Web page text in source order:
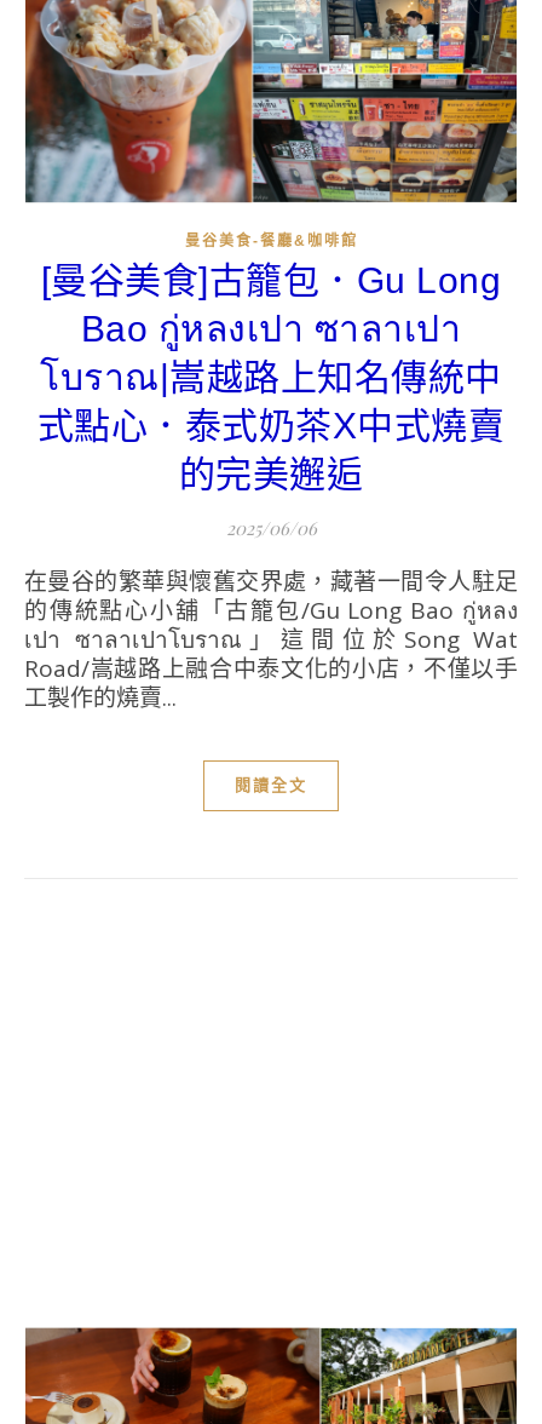
曼谷美食-餐廳&咖啡館
[曼谷美食]古籠包．Gu Long
Bao กู่หลงเปา ซาลาเปา
โบราณ|嵩越路上知名傳統中
式點心．泰式奶茶X中式燒賣
的完美邂逅
2025/06/06
在曼谷的繁華與懷舊交界處，藏著一間令人駐足
的傳統點心小舖「古籠包/Gu Long Bao กู่หลง
เปา ซาลาเปาโบราณ」這間位於Song Wat
Road/嵩越路上融合中泰文化的小店，不僅以手
工製作的燒賣...
閱讀全文